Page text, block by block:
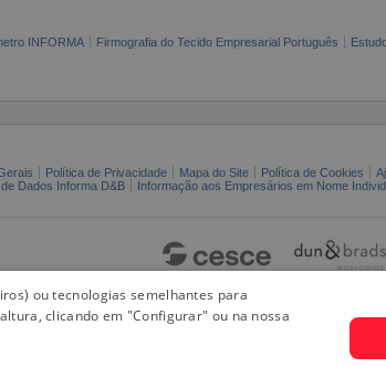
INFORMA Firmografia do Tecido Empresarial Português
Política de Privacidade Mapa do Site Política de Cookies
Dados Informa D&B
Informação aos Empresários em Nome
ou tecnologias semelhantes para
clicando em "Configurar" ou na nossa